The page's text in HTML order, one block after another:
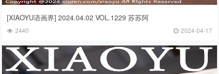
[XIAOYU语画界] 2024.04.02 VOL.1229 苏苏阿
2440 2024-04-17